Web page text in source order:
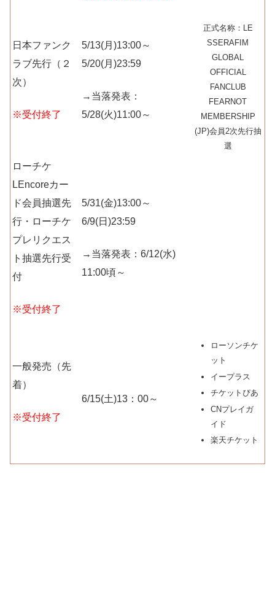
日本ファンク
ラブ先行（２
次）
※受付終了
5/13(月)13:00～
5/20(月)23:59
→当落発表：
5/28(火)11:00～
正式名称：LE
SSERAFIM
GLOBAL
OFFICIAL
FANCLUB
FEARNOT
MEMBERSHIP
(JP)会員2次先行抽
選
ローチケ
LEncoreカー
ド会員抽選先
行・ローチケ
プレリクエス
ト抽選先行受
付
※受付終了
5/31(金)13:00～
6/9(日)23:59
→当落発表：6/12(水)
11:00頃～
一般発売（先
着）
※受付終了
6/15(土)13：00～
ローソンチケ
ット
イープラス
チケットぴあ
CNプレイガ
イド
楽天チケット